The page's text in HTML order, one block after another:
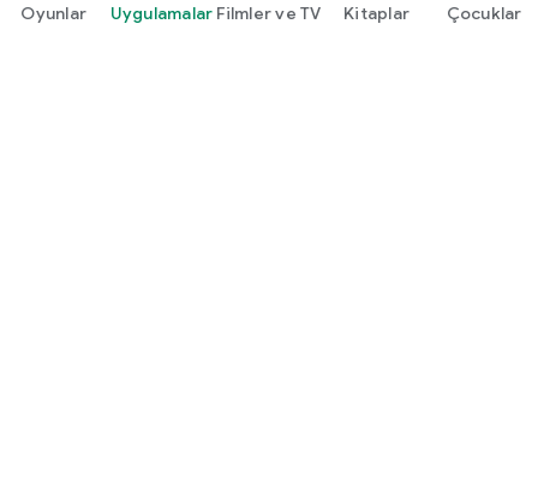
Oyunlar Uygulamalar Filmler ve TV Kitaplar Çocuklar